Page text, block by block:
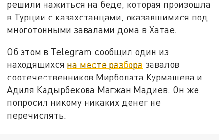
решили нажиться на беде, которая произошла
в Турции с казахстанцами, оказавшимися под
многотонными завалами дома в Хатае.
Об этом в Telegram сообщил один из
находящихся на месте разбора завалов
соотечественников Мирболата Курмашева и
Адиля Кадырбекова Магжан Мадиев. Он же
попросил никому никаких денег не
перечислять.